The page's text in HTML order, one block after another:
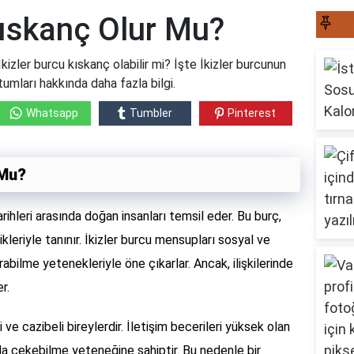
Olur Mu?
burcu kıskanç olabilir mi? İşte İkizler burcunun
hakkında daha fazla bilgi.
Whatsapp Tumbler Pinterest
​​arasında doğan insanları temsil eder. Bu burç,
tanınır. İkizler burcu mensupları sosyal ve
yetenekleriyle öne çıkarlar. Ancak, ilişkilerinde
ve cazibeli bireylerdir. İletişim becerileri yüksek olan
çekebilme yeteneğine sahiptir. Bu nedenle bir